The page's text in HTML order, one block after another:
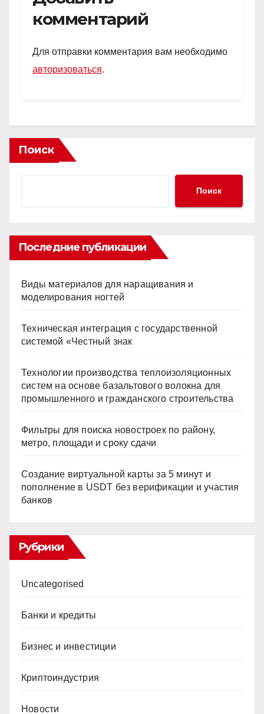
s
A
p
p
o
kl
a
ss
gr
a
m
и
комментарий
Для отправки комментария вам необходимо
авторизоваться.
Поиск
Поиск
Последние публикации
Виды материалов для наращивания и
моделирования ногтей
Техническая интеграция с государственной
системой «Честный знак
Технологии производства теплоизоляционных
систем на основе базальтового волокна для
промышленного и гражданского строительства
Фильтры для поиска новостроек по району,
метро, площади и сроку сдачи
Создание виртуальной карты за 5 минут и
пополнение в USDT без верификации и участия
банков
Рубрики
Uncategorised
Банки и кредиты
Бизнес и инвестиции
Криптоиндустрия
Новости